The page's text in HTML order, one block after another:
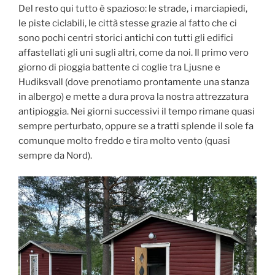
Del resto qui tutto è spazioso: le strade, i marciapiedi,
le piste ciclabili, le città stesse grazie al fatto che ci
sono pochi centri storici antichi con tutti gli edifici
affastellati gli uni sugli altri, come da noi. Il primo vero
giorno di pioggia battente ci coglie tra Ljusne e
Hudiksvall (dove prenotiamo prontamente una stanza
in albergo) e mette a dura prova la nostra attrezzatura
antipioggia. Nei giorni successivi il tempo rimane quasi
sempre perturbato, oppure se a tratti splende il sole fa
comunque molto freddo e tira molto vento (quasi
sempre da Nord).